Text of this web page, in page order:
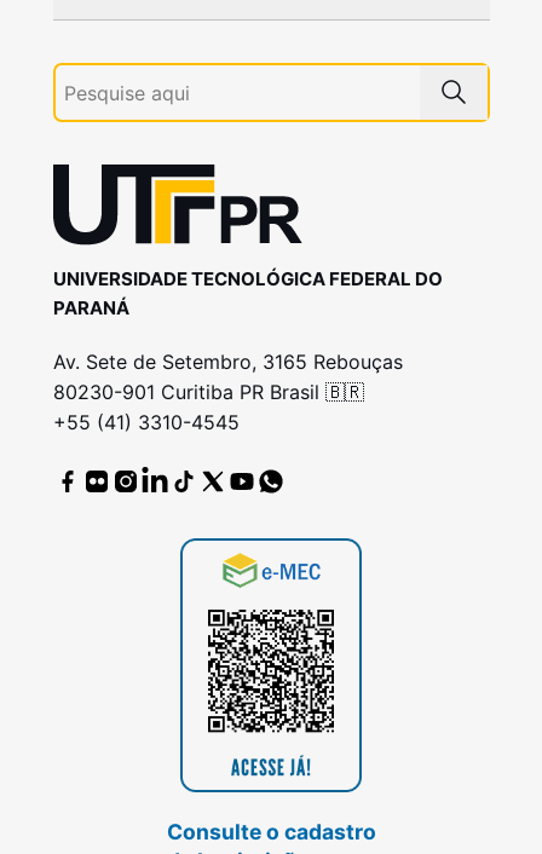
UNIVERSIDADE TECNOLÓGICA FEDERAL DO
PARANÁ
Av. Sete de Setembro, 3165 Rebouças
80230-901 Curitiba PR Brasil 🇧🇷
+55 (41) 3310-4545
Consulte o cadastro